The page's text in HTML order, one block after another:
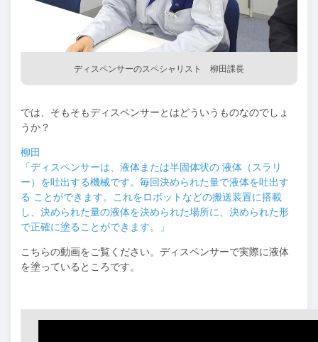
ディスペンサーのスペシャリスト 柳田課長
では、そもそもディスペンサーとはどういうものなのでしょ
うか？
柳田
「ディスペンサーは、液体または半固体状の 液体（スラリ
ー）を吐出する機械です。毎回決められた量で液体を吐出す
る ことができます。これをロボットなどの搬送装置に搭載
し、決められた量の液体を決められた場所に、決められた形
で正確に塗ることができます。」
こちらの動画をご覧ください。ディスペンサーで実際に液体
を塗っているところです。